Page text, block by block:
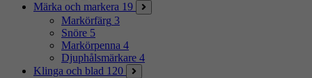
Märka och markera 19
Markörfärg 3
Snöre 5
Markörpenna 4
Djuphålsmärkare 4
Klinga och blad 120